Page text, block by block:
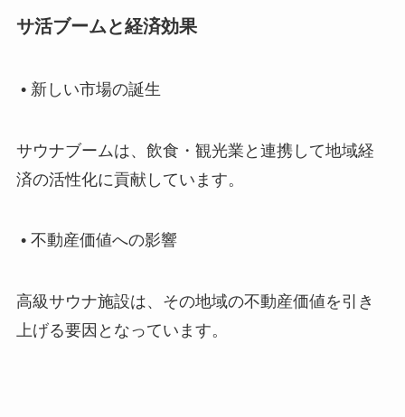
サ活ブームと経済効果
• 新しい市場の誕生
サウナブームは、飲食・観光業と連携して地域経
済の活性化に貢献しています。
• 不動産価値への影響
高級サウナ施設は、その地域の不動産価値を引き
上げる要因となっています。